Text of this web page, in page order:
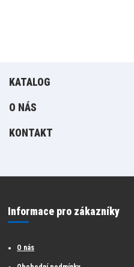
KATALOG
O NÁS
KONTAKT
Informace pro zákazníky
O nás